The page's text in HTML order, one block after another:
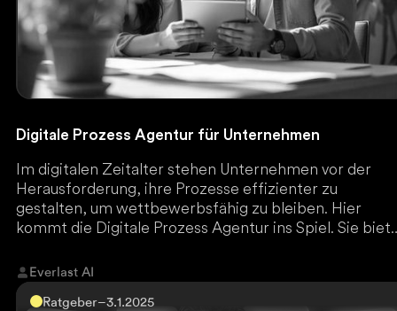
Digitale Prozess Agentur für Unternehmen
Im digitalen Zeitalter stehen Unternehmen vor der
Herausforderung, ihre Prozesse effizienter zu
gestalten, um wettbewerbsfähig zu bleiben. Hier
kommt die Digitale Prozess Agentur ins Spiel. Sie
Abläufe zu optimieren, zu automatisieren und
zukunftssicher zu machen.
Everlast AI
Ratgeber–3.1.2025